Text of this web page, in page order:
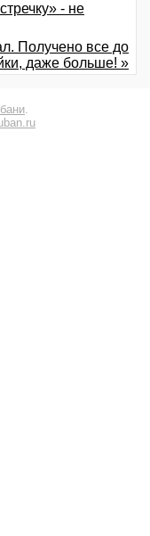
- не
Получено все до
даже больше! »
.